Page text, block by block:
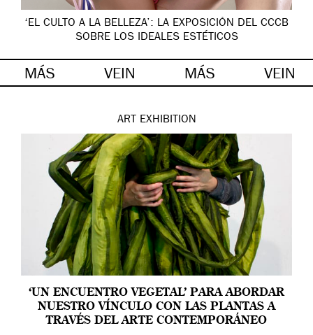
‘EL CULTO A LA BELLEZA’: LA EXPOSICIÓN DEL CCCB
SOBRE LOS IDEALES ESTÉTICOS
MÁS VEIN MÁS VEIN
ART EXHIBITION
‘UN ENCUENTRO VEGETAL’ PARA ABORDAR
NUESTRO VÍNCULO CON LAS PLANTAS A
TRAVÉS DEL ARTE CONTEMPORÁNEO